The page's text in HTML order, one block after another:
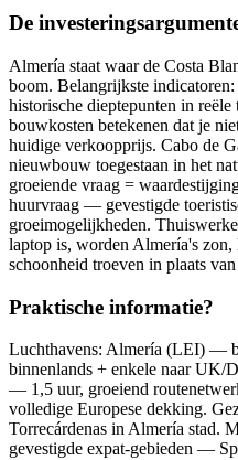
De
Almería staat waar de Costa
boom. Belangrijkste
historische dieptepunten in
bouwkosten betekenen dat je
huidige verkoopprijs. Cabo de
nieuwbouw toegestaan in het
groeiende vraag =
huurvraag — gevestigde
groeimogelijkheden.
laptop is, worden Almería's
schoonheid troeven in plaats
Praktische informatie?
Luchthavens: Almería (LEI) —
binnenlands + enkele naar
— 1,5 uur, groeiend
volledige Europese dekking.
Torrecárdenas in Almería stad.
gevestigde expat-gebieden —